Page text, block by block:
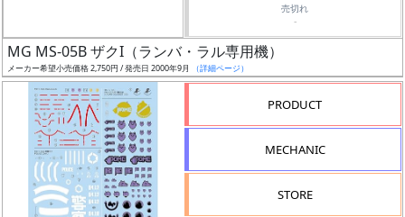
ル
売切れ
-
MG MS-05B ザクI（ランバ・ラル専用機）
メーカー希望小売価格 2,750円 / 発売日 2000年9月 （詳細ページ）
PRODUCT
MECHANIC
STORE